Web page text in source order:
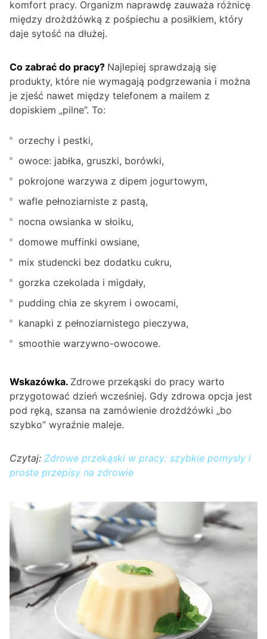
komfort pracy. Organizm naprawdę zauważa różnicę
między drożdżówką z pośpiechu a posiłkiem, który
daje sytość na dłużej.
Co zabrać do pracy? Najlepiej sprawdzają się
produkty, które nie wymagają podgrzewania i można
je zjeść nawet między telefonem a mailem z
dopiskiem „pilne”. To:
orzechy i pestki,
owoce: jabłka, gruszki, borówki,
pokrojone warzywa z dipem jogurtowym,
wafle pełnoziarniste z pastą,
nocna owsianka w słoiku,
domowe muffinki owsiane,
mix studencki bez dodatku cukru,
gorzka czekolada i migdały,
pudding chia ze skyrem i owocami,
kanapki z pełnoziarnistego pieczywa,
smoothie warzywno-owocowe.
Wskazówka. Zdrowe przekąski do pracy warto
przygotować dzień wcześniej. Gdy zdrowa opcja jest
pod ręką, szansa na zamówienie drożdżówki „bo
szybko” wyraźnie maleje.
Czytaj: Zdrowe przekąski w pracy: szybkie pomysły i
proste przepisy na zdrowie